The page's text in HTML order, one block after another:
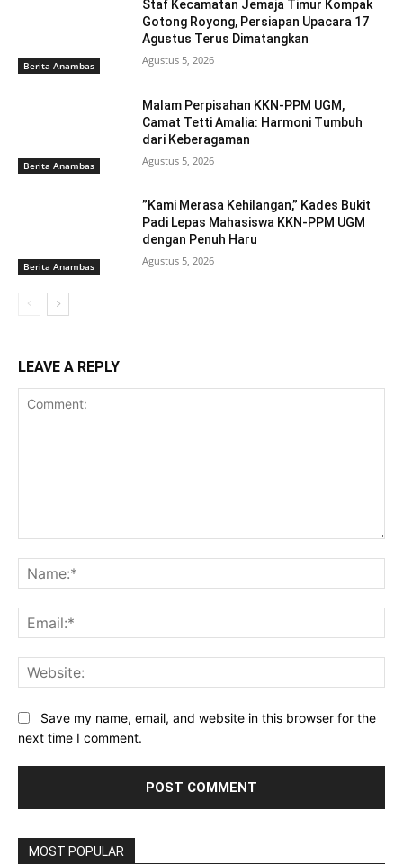
Berita Anambas
Staf Kecamatan Jemaja Timur Kompak
Gotong Royong, Persiapan Upacara 17
Agustus Terus Dimatangkan ‎
Agustus 5, 2026
Berita Anambas
Malam Perpisahan KKN-PPM UGM,
Camat Tetti Amalia: Harmoni Tumbuh
dari Keberagaman
Agustus 5, 2026
Berita Anambas
‎”Kami Merasa Kehilangan,” Kades Bukit
Padi Lepas Mahasiswa KKN-PPM UGM
dengan Penuh Haru
Agustus 5, 2026
LEAVE A REPLY
Save my name, email, and website in this browser for the
next time I comment.
MOST POPULAR